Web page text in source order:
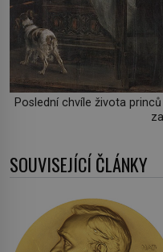
Poslední chvíle života
SOUVISEJÍCÍ ČLÁNKY